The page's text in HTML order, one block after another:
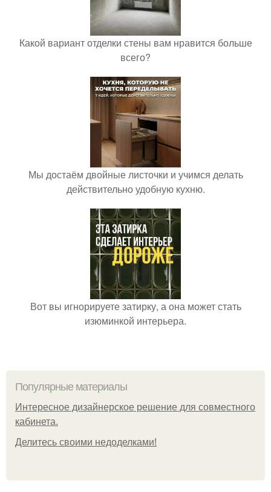
Какой вариант отделки стены вам нравится больше
всего?
Мы достаём двойные листочки и учимся делать
действительно удобную кухню.
Вот вы игнорируете затирку, а она может стать
изюминкой интерьера.
Популярные материалы
Интересное дизайнерское решение для совместного
кабинета.
Делитесь своими недоделками!